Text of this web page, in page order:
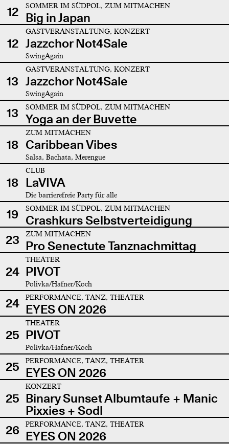
12
SOMMER IM SÜDPOL, ZUM MITMACHEN
Big in Japan
12
GASTVERANSTALTUNG, KONZERT
Jazzchor Not4Sale
SwingAgain
13
GASTVERANSTALTUNG, KONZERT
Jazzchor Not4Sale
SwingAgain
13 SOMMER IM SÜDPOL, ZUM MITMACHEN
Yoga an der Buvette
18
ZUM MITMACHEN
Caribbean Vibes
Salsa, Bachata, Merengue
18
CLUB
LaVIVA
Die barrierefreie Party für alle
19 SOMMER IM SÜDPOL, ZUM MITMACHEN
Crashkurs Selbstverteidigung
23
ZUM MITMACHEN
Pro Senectute Tanznachmittag
24
THEATER
PIVOT
Polivka/Hafner/Koch
24 PERFORMANCE, TANZ, THEATER
EYES ON 2026
25
THEATER
PIVOT
Polivka/Hafner/Koch
25 PERFORMANCE, TANZ, THEATER
EYES ON 2026
25
KONZERT
Binary Sunset Albumtaufe + Manic
Pixxies + Sodl
26
PERFORMANCE, TANZ, THEATER
EYES ON 2026